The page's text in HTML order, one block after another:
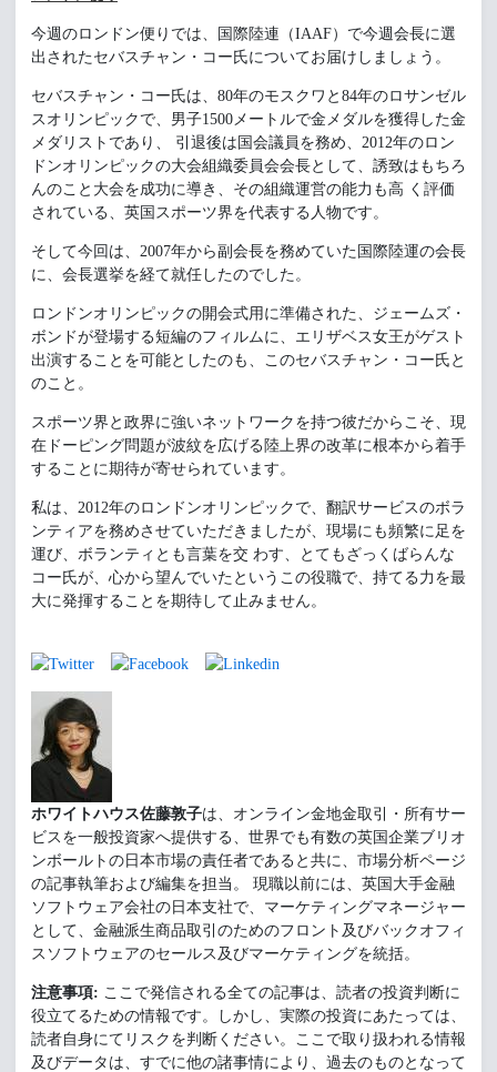
今週のロンドン便りでは、国際陸連（IAAF）で今週会長に選
出されたセバスチャン・コー氏についてお届けしましょう。
セバスチャン・コー氏は、80年のモスクワと84年のロサンゼル
スオリンピックで、男子1500メートルで金メダルを獲得した金
メダリストであり、 引退後は国会議員を務め、2012年のロン
ドンオリンピックの大会組織委員会会長として、誘致はもちろ
んのこと大会を成功に導き、その組織運営の能力も高 く評価
されている、英国スポーツ界を代表する人物です。
そして今回は、2007年から副会長を務めていた国際陸運の会長
に、会長選挙を経て就任したのでした。
ロンドンオリンピックの開会式用に準備された、ジェームズ・
ボンドが登場する短編のフィルムに、エリザベス女王がゲスト
出演することを可能としたのも、このセバスチャン・コー氏と
のこと。
スポーツ界と政界に強いネットワークを持つ彼だからこそ、現
在ドーピング問題が波紋を広げる陸上界の改革に根本から着手
することに期待が寄せられています。
私は、2012年のロンドンオリンピックで、翻訳サービスのボラ
ンティアを務めさせていただきましたが、現場にも頻繁に足を
運び、ボランティとも言葉を交 わす、とてもざっくばらんな
コー氏が、心から望んでいたというこの役職で、持てる力を最
大に発揮することを期待して止みません。
ホワイトハウス佐藤敦子は、オンライン金地金取引・所有サー
ビスを一般投資家へ提供する、世界でも有数の英国企業ブリオ
ンボールトの日本市場の責任者であると共に、市場分析ページ
の記事執筆および編集を担当。 現職以前には、英国大手金融
ソフトウェア会社の日本支社で、マーケティングマネージャー
として、金融派生商品取引のためのフロント及びバックオフィ
スソフトウェアのセールス及びマーケティングを統括。
注意事項: ここで発信される全ての記事は、読者の投資判断に
役立てるための情報です。しかし、実際の投資にあたっては、
読者自身にてリスクを判断ください。ここで取り扱われる情報
及びデータは、すでに他の諸事情により、過去のものとなって